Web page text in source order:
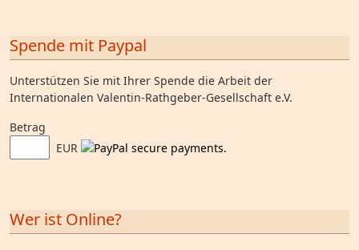
Spende mit Paypal
Unterstützen Sie mit Ihrer Spende die Arbeit der
Internationalen Valentin-Rathgeber-Gesellschaft e.V.
Betrag
EUR
Wer ist Online?